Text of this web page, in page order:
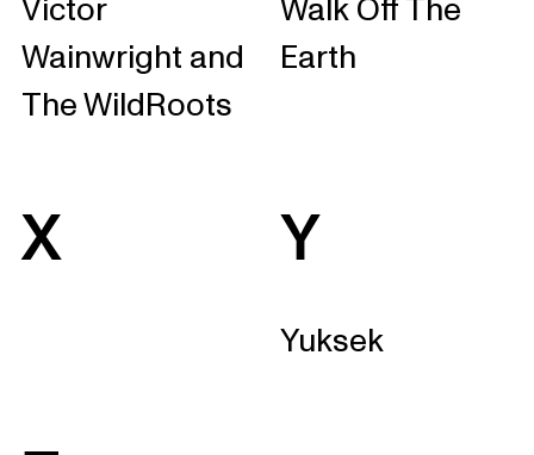
Victor
Wainwright and
The WildRoots
Walk Off The
Earth
X Y
Yuksek